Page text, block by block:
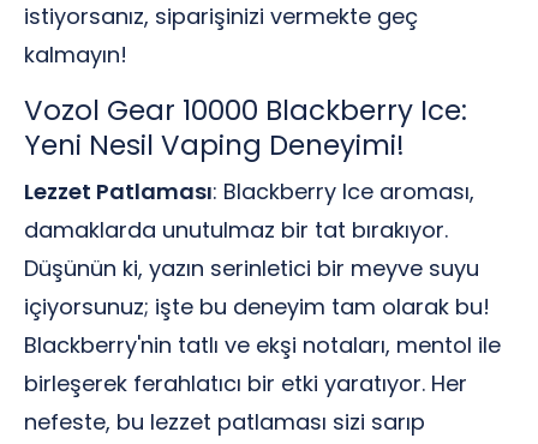
istiyorsanız, siparişinizi vermekte geç
kalmayın!
Vozol Gear 10000 Blackberry Ice:
Yeni Nesil Vaping Deneyimi!
Lezzet Patlaması: Blackberry Ice aroması,
damaklarda unutulmaz bir tat bırakıyor.
Düşünün ki, yazın serinletici bir meyve suyu
içiyorsunuz; işte bu deneyim tam olarak bu!
Blackberry'nin tatlı ve ekşi notaları, mentol ile
birleşerek ferahlatıcı bir etki yaratıyor. Her
nefeste, bu lezzet patlaması sizi sarıp